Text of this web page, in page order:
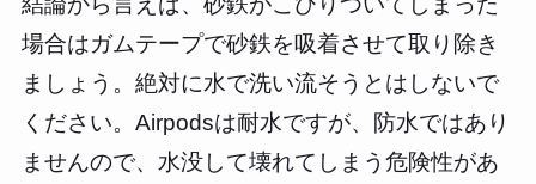
場合はガムテープで砂鉄を吸着させて取り除き
ましょう。絶対に水で洗い流そうとはしないで
ください。Airpodsは耐水ですが、防水ではあり
ませんので、水没して壊れてしまう危険性があ